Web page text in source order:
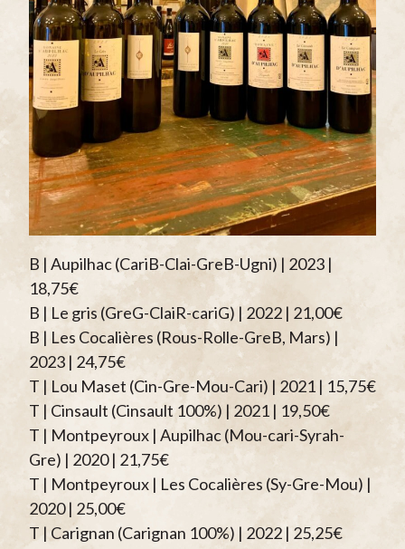
B | Aupilhac (CariB-Clai-GreB-Ugni) | 2023 |
18,75€
B | Le gris (GreG-ClaiR-cariG) | 2022 | 21,00€
B | Les Cocalières (Rous-Rolle-GreB, Mars) |
2023 | 24,75€
T | Lou Maset (Cin-Gre-Mou-Cari) | 2021 | 15,75€
T | Cinsault (Cinsault 100%) | 2021 | 19,50€
T | Montpeyroux | Aupilhac (Mou-cari-Syrah-
Gre) | 2020 | 21,75€
T | Montpeyroux | Les Cocalières (Sy-Gre-Mou) |
2020 | 25,00€
T | Carignan (Carignan 100%) | 2022 | 25,25€